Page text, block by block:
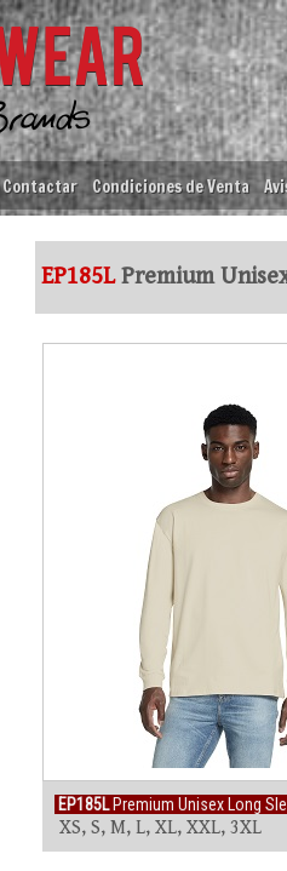
Contactar Condiciones de Venta
EP185LPremium
EP185LPremium Unisex Long
XS, S, M, L, XL, XXL, 3XL